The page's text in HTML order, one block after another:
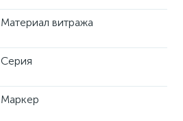
Материал витража
Серия
Маркер